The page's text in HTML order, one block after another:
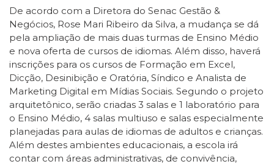
De acordo com a Diretora do Senac Gestão &
Negócios, Rose Mari Ribeiro da Silva, a mudança se dá
pela ampliação de mais duas turmas de Ensino Médio
e nova oferta de cursos de idiomas. Além disso, haverá
inscrições para os cursos de Formação em Excel,
Dicção, Desinibição e Oratória, Síndico e Analista de
Marketing Digital em Mídias Sociais. Segundo o projeto
arquitetônico, serão criadas 3 salas e 1 laboratório para
o Ensino Médio, 4 salas multiuso e salas especialmente
planejadas para aulas de idiomas de adultos e crianças.
Além destes ambientes educacionais, a escola irá
contar com áreas administrativas, de convivência,